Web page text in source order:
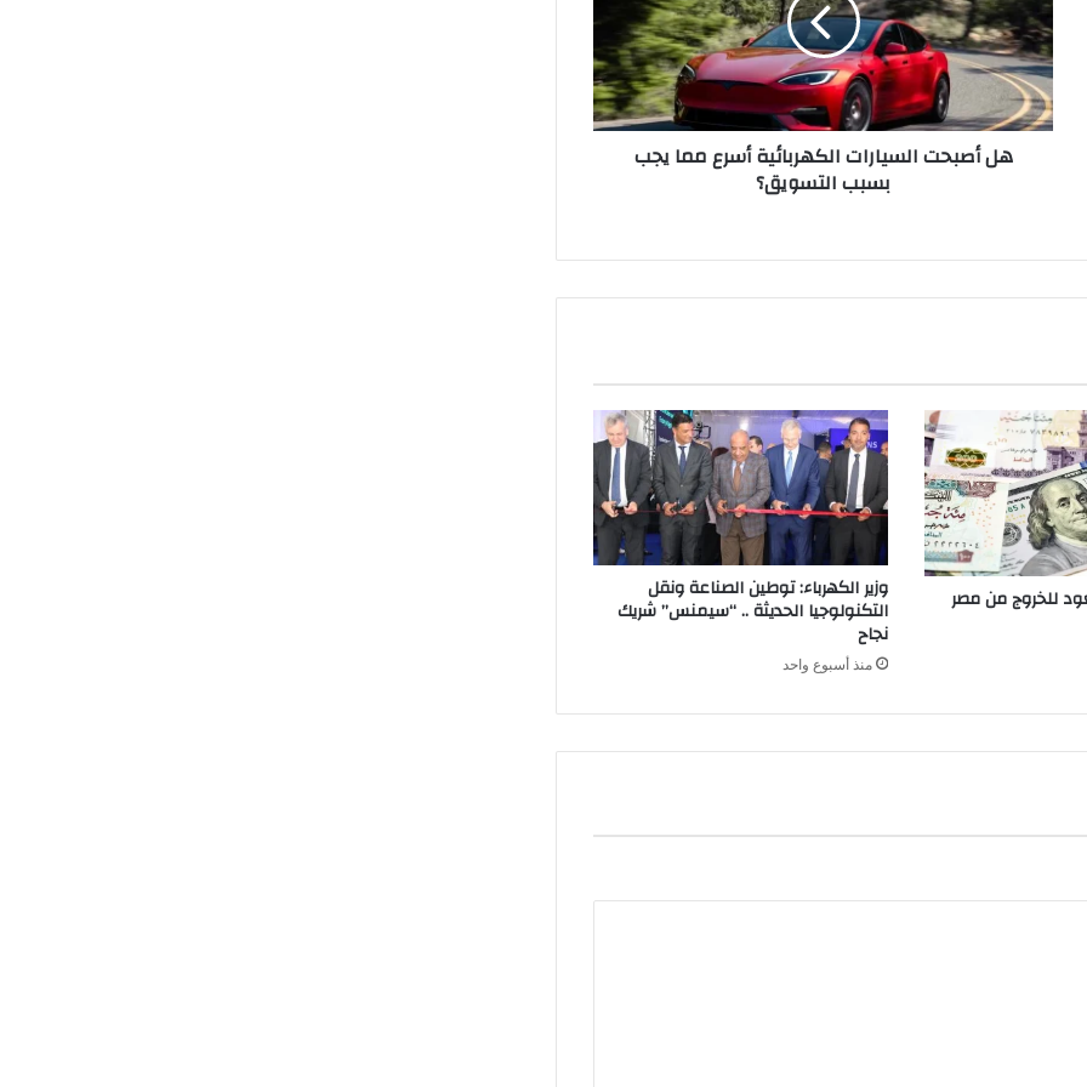
أسرع
مما
يجب
بسبب
التسويق؟
هل أصبحت السيارات الكهربائية أسرع مما يجب
بسبب التسويق؟
للخروج من مصر وزير الكهرباء: توطين الصناعة ونقل
التكنولوجيا الحديثة .. “سيمنس” شريك
نجاح
منذ أسبوع واحد